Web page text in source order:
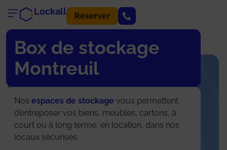
Lockall Réserver
Box de stockage
Montreuil
Nos espaces de stockage vous permettent
d’entreposer vos biens, meubles, cartons, à
court ou à long terme, en location, dans nos
locaux sécurisés.